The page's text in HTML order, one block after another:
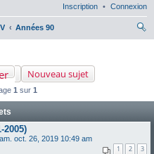
Connexion
Inscription
Années 90
Nouveau sujet
1 sur 1
2005)
oct. 26, 2019 10:49 am
1 2 3